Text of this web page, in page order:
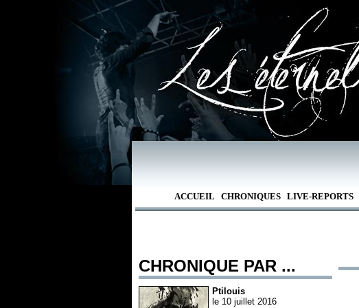
ACCUEIL CHRONIQUES LIVE-REPORTS
CHRONIQUE PAR ...
Ptilouis
le 10 juillet 2016